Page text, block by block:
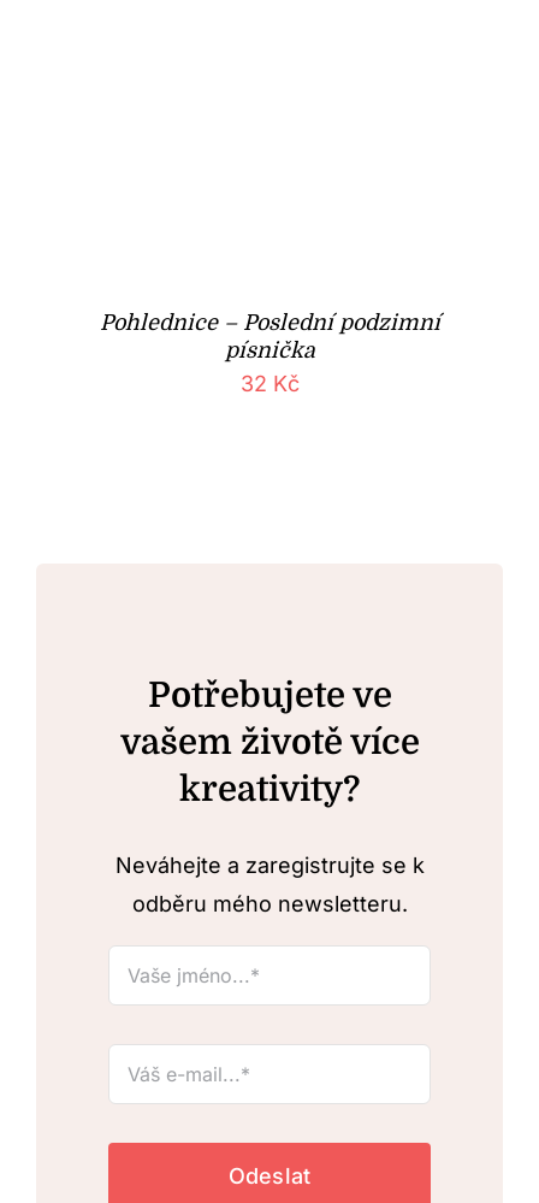
Pohlednice – Poslední podzimní
písnička
32 Kč
Potřebujete ve
vašem životě více
kreativity?
Neváhejte a zaregistrujte se k
odběru mého newsletteru.